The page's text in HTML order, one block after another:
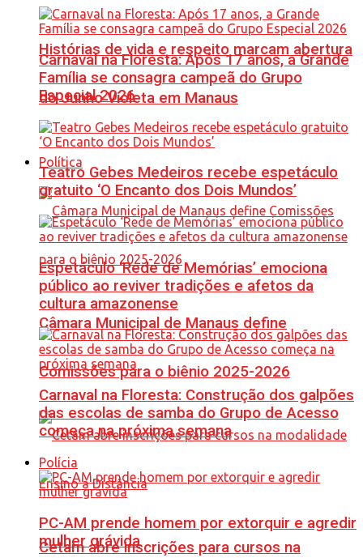
Histórias de vida e respeito marcam abertura
do Junho Violeta em Manaus
Política
Câmara Municipal de Manaus define
Comissões para o biênio 2025-2026
Cetam abre inscrições para cursos na
Carnaval na Floresta: Após 17 anos, a Grande
Família se consagra campeã do Grupo
Especial 2026
Teatro Gebes Medeiros recebe espetáculo
gratuito ‘O Encanto dos Dois Mundos’
Espetáculo ‘Rede de Memórias’ emociona
público ao reviver tradições e afetos da
cultura amazonense
Carnaval na Floresta: Construção dos galpões
das escolas de samba do Grupo de Acesso
começa na próxima semana
Polícia
PC-AM prende homem por extorquir e agredir
mulher grávida